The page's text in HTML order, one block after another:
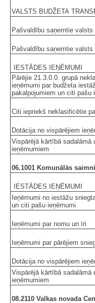
VALSTS BUDŽETA
Pašvaldību saņemtie valsts
Pašvaldību saņemtie valsts
IESTĀDES IEŅĒMUMI
Pārējie 21.3.0.0. grupā
ieņēmumi par budžeta
pakalpojumiem un citi pašu
Citi iepriekš neklasificētie
Dotācija no vispārējiem
Vispārējā kārtībā sadalāmā
ieņēmumiem
06.1001 Komunālās
IESTĀDES IEŅĒMUMI
Ieņēmumi no iestāžu
un citi pašu ieņēmumi
Ieņēmumi par nomu un īri
Ieņēmumi par pārējiem
Dotācija no vispārējiem
Vispārējā kārtībā sadalāmā
ieņēmumiem
08.2110 Valkas novada